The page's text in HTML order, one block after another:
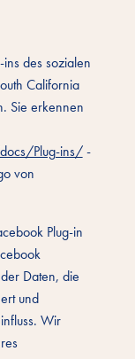
des sozialen
California
Sie erkennen
Plug-ins/-
von
Plug-in
Daten, die
und
Wir